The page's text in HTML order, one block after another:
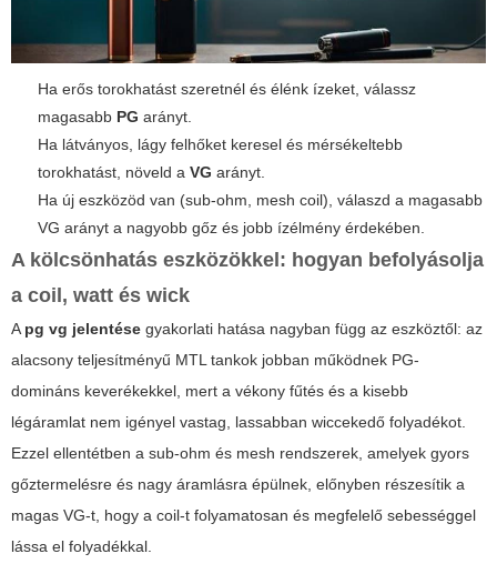
Ha erős torokhatást szeretnél és élénk ízeket, válassz
magasabb PG arányt.
Ha látványos, lágy felhőket keresel és mérsékeltebb
torokhatást, növeld a VG arányt.
Ha új eszközöd van (sub-ohm, mesh coil), válaszd a magasabb
VG arányt a nagyobb gőz és jobb ízélmény érdekében.
A kölcsönhatás eszközökkel: hogyan befolyásolja
a coil, watt és wick
A pg vg jelentése gyakorlati hatása nagyban függ az eszköztől: az
alacsony teljesítményű MTL tankok jobban működnek PG-
domináns keverékekkel, mert a vékony fűtés és a kisebb
légáramlat nem igényel vastag, lassabban wiccekedő folyadékot.
Ezzel ellentétben a sub-ohm és mesh rendszerek, amelyek gyors
gőztermelésre és nagy áramlásra épülnek, előnyben részesítik a
magas VG-t, hogy a coil-t folyamatosan és megfelelő sebességgel
lássa el folyadékkal.